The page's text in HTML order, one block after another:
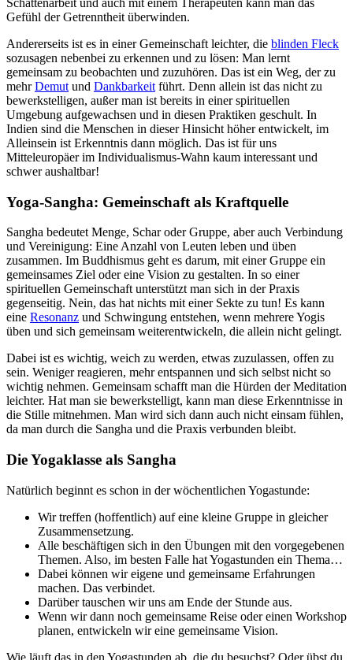
Schattenarbeit und auch mit einem Therapeuten kann man das
Gefühl der Getrenntheit überwinden.
Andererseits ist es in einer Gemeinschaft leichter, die blinden Fleck
sozusagen nebenbei zu erkennen und zu lösen: Man lernt
gemeinsam zu beobachten und zuzuhören. Das ist ein Weg, der zu
mehrDemut und Dankbarkeit führt. Denn allein ist das nicht zu
bewerkstelligen, außer man ist bereits in einer spirituellen
Umgebung aufgewachsen und in diesen Praktiken geschult. In
Indien sind die Menschen in dieser Hinsicht höher entwickelt, im
Alleinsein ist Erkenntnis dann möglich. Das ist für uns
Mitteleuropäer im Individualismus-Wahn kaum interessant und
schwer aushaltbar!
Yoga-Sangha: Gemeinschaft als Kraftquelle
Sangha bedeutet Menge, Schar oder Gruppe, aber auch Verbindung
und Vereinigung: Eine Anzahl von Leuten leben und üben
zusammen. Im Buddhismus geht es darum, mit einer Gruppe ein
gemeinsames Ziel oder eine Vision zu gestalten. In so einer
spirituellen Gemeinschaft unterstützt man sich in der Praxis
gegenseitig. Nein, das hat nichts mit einer Sekte zu tun! Es kann
eine Resonanz und Schwingung entstehen, wenn mehrere Yogis
üben und sich gemeinsam weiterentwickeln, die allein nicht gelingt.
Dabei ist es wichtig, weich zu werden, etwas zuzulassen, offen zu
sein. Weniger reagieren, mehr entspannen und sich selbst nicht so
wichtig nehmen. Gemeinsam schafft man die Hürden der Meditation
leichter. Hat man sie bewerkstelligt, kann man diese Erkenntnisse in
die Stille mitnehmen. Man wird sich dann auch nicht einsam fühlen,
da man durch die Sangha und die Praxis verbunden bleibt.
Die Yogaklasse als Sangha
Natürlich beginnt es schon in der wöchentlichen Yogastunde:
Wir treffen (hoffentlich) auf eine kleine Gruppe in gleicher
Zusammensetzung.
Alle beschäftigen sich in den Übungen mit den vorgegebenen
Themen. Also, im besten Falle hat Yogastunden ein Thema…
Dabei können wir eigene und gemeinsame Erfahrungen
machen. Das verbindet.
Darüber tauschen wir uns am Ende der Stunde aus.
Wenn wir dann noch gemeinsame Reise oder einen Workshop
planen, entwickeln wir eine gemeinsame Vision.
Wie läuft das in den Yogastunden ab, die du besuchst? Oder übst du